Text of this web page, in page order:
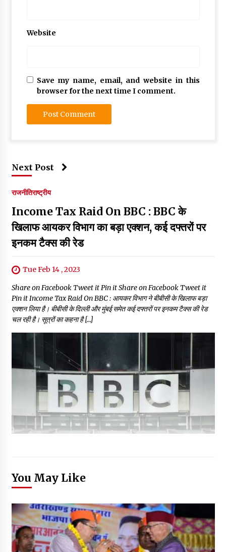
Website
Save my name, email, and website in this
browser for the next time I comment.
Next Post
राजनीतिराष्ट्रीय
Income Tax Raid On BBC : BBC के
खिलाफ आयकर विभाग का बड़ा एक्शन, कई दफ्तरों पर
इनकम टैक्स की रेड
Tue Feb 14 , 2023
Share on Facebook Tweet it Pin it Share on Facebook Tweet it
Pin it Income Tax Raid On BBC : आयकर विभाग ने बीबीसी के खिलाफ बड़ा
एक्शन लिया है। बीबीसी के दिल्ली और मुंबई समेत कई दफ्तरों पर इनकम टैक्स की रेड
चल रही है। सूत्रों का कहना है […]
You May Like